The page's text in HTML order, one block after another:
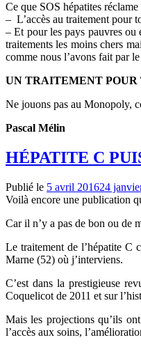
Ce que SOS hépatites
– L’accès au traitement pour
– Et pour les pays pauvres ou
traitements les moins chers
comme nous l’avons fait par
UN TRAITEMENT POUR
Ne jouons pas au Monopoly,
Pascal Mélin
HÉPATITE C
Publié le 5 avril 201624
Voilà encore une publication
Car il n’y a pas de bon ou de
Le traitement de l’hépatite C
Marne (52) où j’interviens.
C’est dans la prestigieuse
Coquelicot de 2011 et sur
Mais les projections qu’ils
l’accès aux soins,